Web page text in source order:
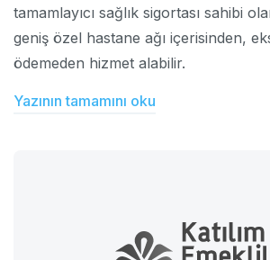
tamamlayıcı sağlık sigortası sahibi
geniş özel hastane ağı içerisinden,
ödemeden hizmet alabilir.
Yazının tamamını oku